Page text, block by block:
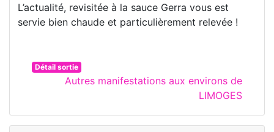
L’actualité, revisitée à la sauce Gerra vous est
servie bien chaude et particulièrement relevée !
Détail sortie
Autres manifestations aux environs de
LIMOGES